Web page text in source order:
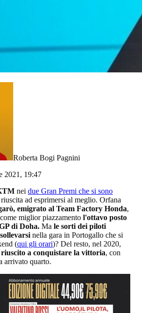
Roberta Bogi Pagnini
2021, 19:47
nei due Gran Premi che si sono
ad esprimersi al meglio. Orfana
emigrato al Team Factory Honda,
miglior piazzamento l'ottavo posto
di Doha. Ma le sorti dei piloti
nella gara in Portogallo che si
(qui gli orari)? Del resto, nel 2020,
a conquistare la vittoria, con
arrivato quarto.